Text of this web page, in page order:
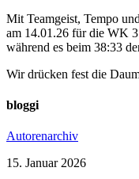
Mit Teamgeist, Tempo
am 14.01.26 für die WK
während es beim 38:33
Wir drücken fest die
bloggi
Autorenarchiv
15. Januar 2026